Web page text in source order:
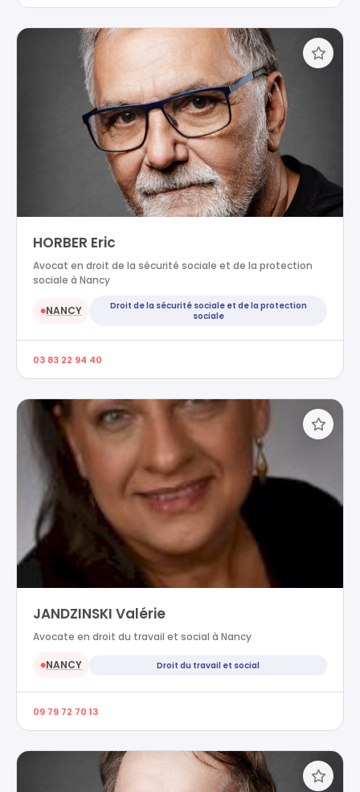
HORBER Eric
Avocat en droit de la sécurité sociale et de la protection
sociale à Nancy
●NANCY
Droit de la sécurité sociale et de la protection
sociale
03 83 22 94 40
JANDZINSKI Valérie
Avocate en droit du travail et social à Nancy
●NANCY Droit du travail et social
09 79 72 70 13